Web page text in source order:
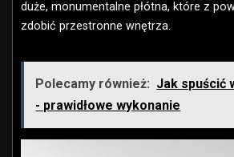
duże, monumentalne płótna, które z
zdobić przestronne wnętrza.
Polecamy również: Jak spuścić
- prawidłowe wykonanie